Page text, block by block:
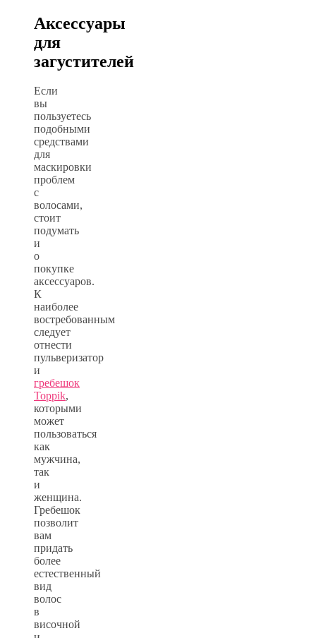
Аксессуары
для
загустителей
Если
вы
пользуетесь
подобными
средствами
для
маскировки
проблем
с
волосами,
стоит
подумать
и
о
покупке
аксессуаров.
К
наиболее
востребованным
следует
отнести
пульверизатор
и
гребешок
Toppik,
которыми
может
пользоваться
как
мужчина,
так
и
женщина.
Гребешок
позволит
вам
придать
более
естественный
вид
волос
в
височной